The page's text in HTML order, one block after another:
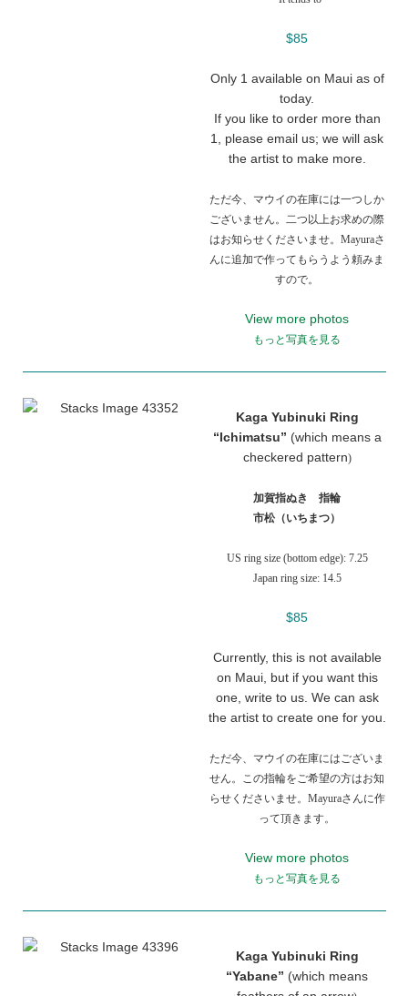
$85
Only 1 available on Maui as of
today.
If you like to order more than
1, please email us; we will ask
the artist to make more.
ただ今、マウイの在庫には一つしか
ございません。二つ以上お求めの際
はお知らせくださいませ。Mayuraさ
んに追加で作ってもらうよう頼みま
すので。
View more photos
もっと写真を見る
Kaga Yubinuki Ring
“Ichimatsu” (which means a
checkered pattern)
加賀指ぬき 指輪
市松（いちまつ）
US ring size (bottom edge): 7.25
Japan ring size: 14.5
$85
Currently, this is not available
on Maui, but if you want this
one, write to us. We can ask
the artist to create one for you.
ただ今、マウイの在庫にはございま
せん。この指輪をご希望の方はお知
らせくださいませ。Mayuraさんに作
って頂きます。
View more photos
もっと写真を見る
Kaga Yubinuki Ring
“Yabane” (which means